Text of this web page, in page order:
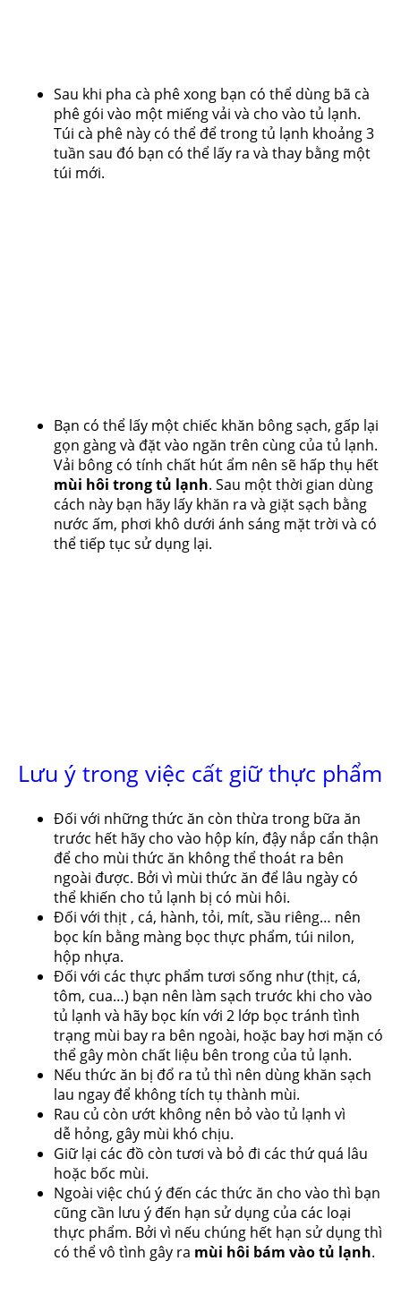
Sau khi pha cà phê xong bạn có thể dùng bã cà
phê gói vào một miếng vải và cho vào tủ lạnh.
Túi cà phê này có thể để trong tủ lạnh khoảng 3
tuần sau đó bạn có thể lấy ra và thay bằng một
túi mới.
Bạn có thể lấy một chiếc khăn bông sạch, gấp lại
gọn gàng và đặt vào ngăn trên cùng của tủ lạnh.
Vải bông có tính chất hút ẩm nên sẽ hấp thụ hết
mùi hôi trong tủ lạnh. Sau một thời gian dùng
cách này bạn hãy lấy khăn ra và giặt sạch bằng
nước ấm, phơi khô dưới ánh sáng mặt trời và có
thể tiếp tục sử dụng lại.
Lưu ý trong việc cất giữ thực phẩm
Đối với những thức ăn còn thừa trong bữa ăn
trước hết hãy cho vào hộp kín, đậy nắp cẩn thận
để cho mùi thức ăn không thể thoát ra bên
ngoài được. Bởi vì mùi thức ăn để lâu ngày có
thể khiến cho tủ lạnh bị có mùi hôi.
Đối với thịt , cá, hành, tỏi, mít, sầu riêng… nên
bọc kín bằng màng bọc thực phẩm, túi nilon,
hộp nhựa.
Đối với các thực phẩm tươi sống như (thịt, cá,
tôm, cua…) bạn nên làm sạch trước khi cho vào
tủ lạnh và hãy bọc kín với 2 lớp bọc tránh tình
trạng mùi bay ra bên ngoài, hoặc bay hơi mặn có
thể gây mòn chất liệu bên trong của tủ lạnh.
Nếu thức ăn bị đổ ra tủ thì nên dùng khăn sạch
lau ngay để không tích tụ thành mùi.
Rau củ còn ướt không nên bỏ vào tủ lạnh vì
dễ hỏng, gây mùi khó chịu.
Giữ lại các đồ còn tươi và bỏ đi các thứ quá lâu
hoặc bốc mùi.
Ngoài việc chú ý đến các thức ăn cho vào thì bạn
cũng cần lưu ý đến hạn sử dụng của các loại
thực phẩm. Bởi vì nếu chúng hết hạn sử dụng thì
có thể vô tình gây ra mùi hôi bám vào tủ lạnh.